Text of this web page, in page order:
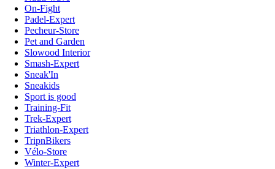
On-Fight
Padel-Expert
Pecheur-Store
Pet and Garden
Slowood Interior
Smash-Expert
Sneak'In
Sneakids
Sport is good
Training-Fit
Trek-Expert
Triathlon-Expert
TripnBikers
Vélo-Store
Winter-Expert